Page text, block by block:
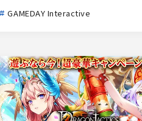
GAMEDAY Interactive